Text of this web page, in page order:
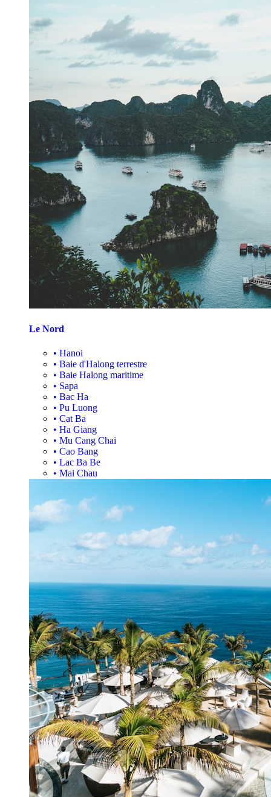
Le Nord
• Hanoi
• Baie d'Halong terrestre
• Baie Halong maritime
• Sapa
• Bac Ha
• Pu Luong
• Cat Ba
• Ha Giang
• Mu Cang Chai
• Cao Bang
• Lac Ba Be
• Mai Chau